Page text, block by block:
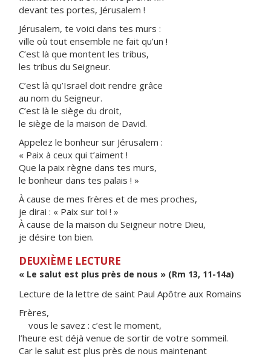
devant tes portes, Jérusalem !
Jérusalem, te voici dans tes murs :
ville où tout ensemble ne fait qu’un !
C’est là que montent les tribus,
les tribus du Seigneur.
C’est là qu’Israël doit rendre grâce
au nom du Seigneur.
C’est là le siège du droit,
le siège de la maison de David.
Appelez le bonheur sur Jérusalem :
« Paix à ceux qui t’aiment !
Que la paix règne dans tes murs,
le bonheur dans tes palais ! »
À cause de mes frères et de mes proches,
je dirai : « Paix sur toi ! »
À cause de la maison du Seigneur notre Dieu,
je désire ton bien.
DEUXIÈME LECTURE
« Le salut est plus près de nous » (Rm 13, 11-14a)
Lecture de la lettre de saint Paul Apôtre aux Romains
Frères,
vous le savez : c’est le moment,
l’heure est déjà venue de sortir de votre sommeil.
Car le salut est plus près de nous maintenant